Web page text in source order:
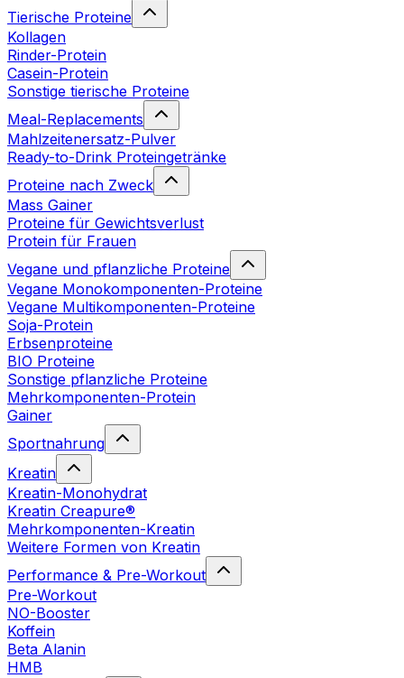
Tierische Proteine
Kollagen
Rinder-Protein
Casein-Protein
Sonstige tierische Proteine
Meal-Replacements
Mahlzeitenersatz-Pulver
Ready-to-Drink Proteingetränke
Proteine nach Zweck
Mass Gainer
Proteine für Gewichtsverlust
Protein für Frauen
Vegane und pflanzliche Proteine
Vegane Monokomponenten-Proteine
Vegane Multikomponenten-Proteine
Soja-Protein
Erbsenproteine
BIO Proteine
Sonstige pflanzliche Proteine
Mehrkomponenten-Protein
Gainer
Sportnahrung
Kreatin
Kreatin-Monohydrat
Kreatin Creapure®
Mehrkomponenten-Kreatin
Weitere Formen von Kreatin
Performance & Pre-Workout
Pre-Workout
NO-Booster
Koffein
Beta Alanin
HMB